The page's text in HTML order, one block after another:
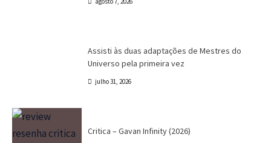
Assisti às duas adaptações de Mestres do
Universo pela primeira vez
julho 31, 2026
Critica – Gavan Infinity (2026)